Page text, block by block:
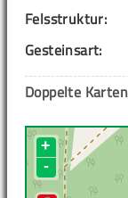
Felsstruktur:
Gesteinsart:
Doppelte
+
-